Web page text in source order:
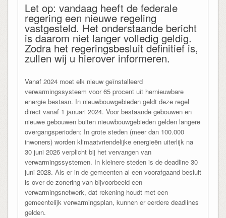
Let op: vandaag heeft de federale
regering een nieuwe regeling
vastgesteld. Het onderstaande bericht
is daarom niet langer volledig geldig.
Zodra het regeringsbesluit definitief is,
zullen wij u hierover informeren.
Vanaf 2024 moet elk nieuw geïnstalleerd
verwarmingssysteem voor 65 procent uit hernieuwbare
energie bestaan. In nieuwbouwgebieden geldt deze regel
direct vanaf 1 januari 2024. Voor bestaande gebouwen en
nieuwe gebouwen buiten nieuwbouwgebieden gelden langere
overgangsperioden: In grote steden (meer dan 100.000
inwoners) worden klimaatvriendelijke energieën uiterlijk na
30 juni 2026 verplicht bij het vervangen van
verwarmingssystemen. In kleinere steden is de deadline 30
juni 2028. Als er in de gemeenten al een voorafgaand besluit
is over de zonering van bijvoorbeeld een
verwarmingsnetwerk, dat rekening houdt met een
gemeentelijk verwarmingsplan, kunnen er eerdere deadlines
gelden.